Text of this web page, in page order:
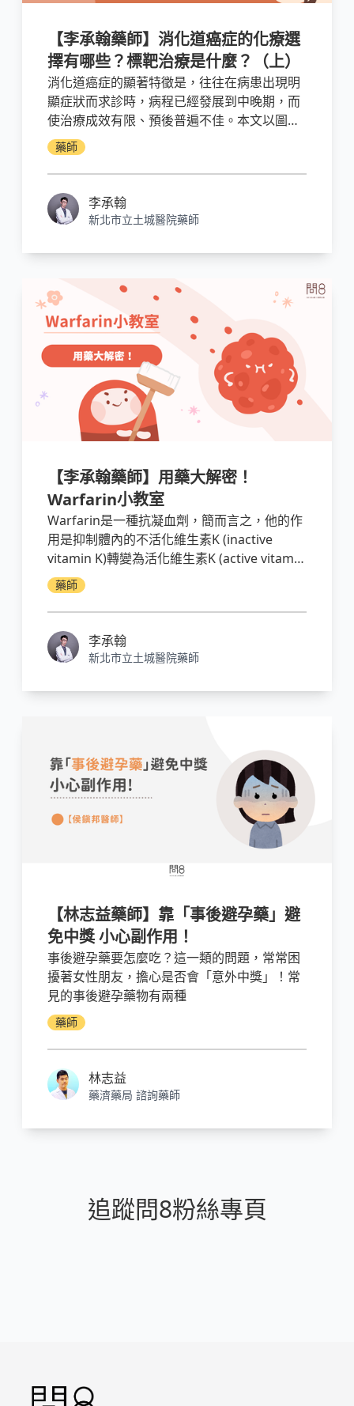
【李承翰藥師】消化道癌症的化療選
擇有哪些？標靶治療是什麼？（上）
消化道癌症的顯著特徵是，往往在病患出現明
顯症狀而求診時，病程已經發展到中晚期，而
使治療成效有限、預後普遍不佳。本文以圖示
與文字表現各分期的癌症表現特徵與治療目標
與手段。
藥師
李承翰
新北市立土城醫院藥師
【李承翰藥師】用藥大解密！
Warfarin小教室
Warfarin是一種抗凝血劑，簡而言之，他的作
用是抑制體內的不活化維生素K (inactive
vitamin K)轉變為活化維生素K (active vitamin
K)，而活化維生素K又是合成凝血因子的重要
原物料，因此當體內的活化維生素K減少就會
影響體內凝血因子的合成，因此使體內的凝血
功能降低，所以能夠發揮抗血栓的作用。然而
它的藥理作用十分複雜，和很多食物、藥物都
章將介紹Warfarin有關的小知識，以及一些重
藥師
李承翰
新北市立土城醫院藥師
【林志益藥師】靠「事後避孕藥」避
免中獎 小心副作用！
事後避孕藥要怎麼吃？這一類的問題，常常困
擾著女性朋友，擔心是否會「意外中獎」！常
見的事後避孕藥物有兩種
藥師
林志益
藥濟藥局 諮詢藥師
追蹤問8粉絲專頁